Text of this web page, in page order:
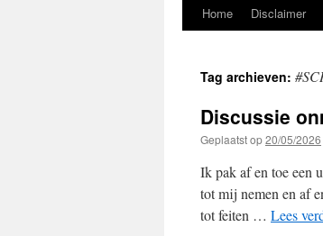
Home Disclaimer
Tag archieven:
Discussie
Geplaatst op20/05/2026
Ik pak af en toe een
tot mij nemen en af
tot feiten … Lees